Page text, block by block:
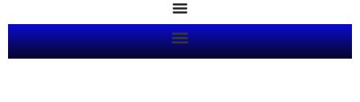
contenido